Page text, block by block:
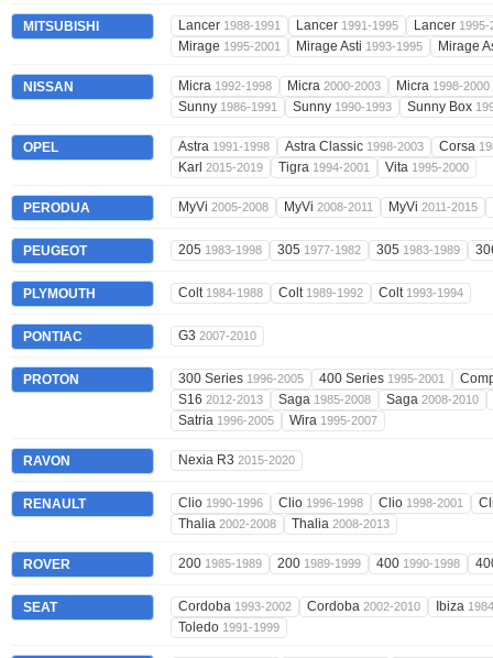
MITSUBISHI Lancer 1988-1991 Lancer 1991-1995 Lancer 1995-
Mirage 1995-2001 Mirage Asti 1993-1995 Mirage
NISSAN Micra 1992-1998 Micra 2000-2003 Micra 1998-2000
Sunny 1986-1991 Sunny 1990-1993 Sunny Box
OPEL Astra 1991-1998 Astra Classic 1998-2003 Corsa
Karl 2015-2019 Tigra 1994-2001 Vita 1995-2000
PERODUA MyVi 2005-2008 MyVi 2008-2011 MyVi 2011-2015
PEUGEOT 205 1983-1998 305 1977-1982 305 1983-1989
PLYMOUTH Colt 1984-1988 Colt 1989-1992 Colt 1993-1994
PONTIAC G3 2007-2010
PROTON 300 Series 1996-2005 400 Series 1995-2001
S16 2012-2013 Saga 1985-2008 Saga 2008-2010
Satria 1996-2005 Wira 1995-2007
RAVON Nexia R3 2015-2020
RENAULT Clio 1990-1996 Clio 1996-1998 Clio 1998-2001
Thalia 2002-2008 Thalia 2008-2013
ROVER 200 1985-1989 200 1989-1999 400 1990-1998
SEAT Cordoba 1993-2002 Cordoba 2002-2010 Ibiza
Toledo 1991-1999